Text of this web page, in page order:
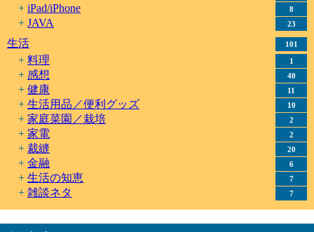
iPad/iPhone 8
JAVA 23
生活 101
料理 1
感想 40
健康 11
生活用品／便利グッズ 10
家庭菜園／栽培 2
家電 2
裁縫 20
金融 6
生活の知恵 7
雑談ネタ 7